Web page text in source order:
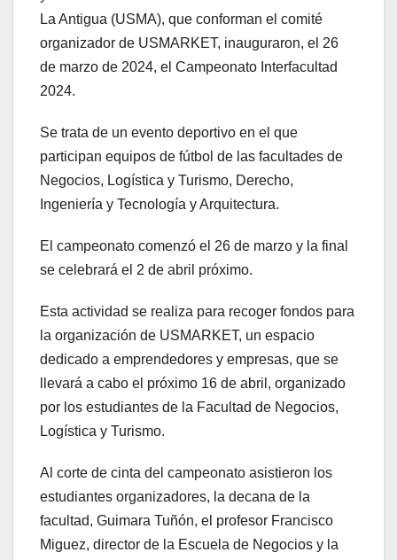
La Antigua (USMA), que conforman el comité
organizador de USMARKET, inauguraron, el 26
de marzo de 2024, el Campeonato Interfacultad
2024.
Se trata de un evento deportivo en el que
participan equipos de fútbol de las facultades de
Negocios, Logística y Turismo, Derecho,
Ingeniería y Tecnología y Arquitectura.
El campeonato comenzó el 26 de marzo y la final
se celebrará el 2 de abril próximo.
Esta actividad se realiza para recoger fondos para
la organización de USMARKET, un espacio
dedicado a emprendedores y empresas, que se
llevará a cabo el próximo 16 de abril, organizado
por los estudiantes de la Facultad de Negocios,
Logística y Turismo.
Al corte de cinta del campeonato asistieron los
estudiantes organizadores, la decana de la
facultad, Guimara Tuñón, el profesor Francisco
Miguez, director de la Escuela de Negocios y la